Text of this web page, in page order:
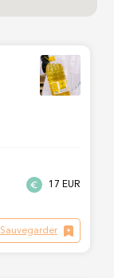
17 EUR
Sauvegarder